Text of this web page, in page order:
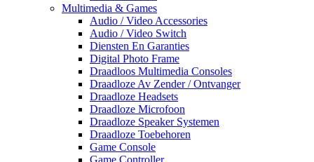
Multimedia & Games
Audio / Video Accessories
Audio / Video Switch
Diensten En Garanties
Digital Photo Frame
Draadloos Multimedia Consoles
Draadloze Av Zender / Ontvanger
Draadloze Headsets
Draadloze Microfoon
Draadloze Speaker Systemen
Draadloze Toebehoren
Game Console
Game Controller